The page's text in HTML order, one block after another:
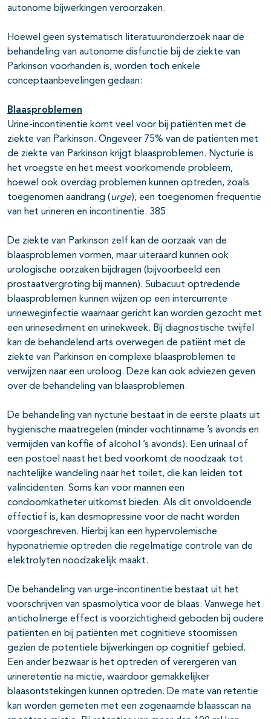
open- en dichtklappen
open- en dichtklappen
open- en dichtklappen
open- en dichtklappen
autonome bijwerkingen veroorzaken.
Hoewel geen systematisch literatuuronderzoek naar de
behandeling van autonome disfunctie bij de ziekte van
Parkinson voorhanden is, worden toch enkele
conceptaanbevelingen gedaan:
Blaasproblemen
Urine-incontinentie komt veel voor bij patiënten met de
ziekte van Parkinson. Ongeveer 75% van de patiënten met
de ziekte van Parkinson krijgt blaasproblemen. Nycturie is
het vroegste en het meest voorkomende probleem,
hoewel ook overdag problemen kunnen optreden, zoals
toegenomen aandrang (urge), een toegenomen frequentie
van het urineren en incontinentie. 385
De ziekte van Parkinson zelf kan de oorzaak van de
blaasproblemen vormen, maar uiteraard kunnen ook
urologische oorzaken bijdragen (bijvoorbeeld een
prostaatvergroting bij mannen). Subacuut optredende
blaasproblemen kunnen wijzen op een intercurrente
urineweginfectie waarnaar gericht kan worden gezocht met
een urinesediment en urinekweek. Bij diagnostische twijfel
kan de behandelend arts overwegen de patiënt met de
ziekte van Parkinson en complexe blaasproblemen te
verwijzen naar een uroloog. Deze kan ook adviezen geven
over de behandeling van blaasproblemen.
De behandeling van nycturie bestaat in de eerste plaats uit
hygienische maatregelen (minder vochtinname ’s avonds en
vermijden van koffie of alcohol ’s avonds). Een urinaal of
een postoel naast het bed voorkomt de noodzaak tot
nachtelijke wandeling naar het toilet, die kan leiden tot
valincidenten. Soms kan voor mannen een
condoomkatheter uitkomst bieden. Als dit onvoldoende
effectief is, kan desmopressine voor de nacht worden
voorgeschreven. Hierbij kan een hypervolemische
hyponatriemie optreden die regelmatige controle van de
elektrolyten noodzakelijk maakt.
De behandeling van urge-incontinentie bestaat uit het
voorschrijven van spasmolytica voor de blaas. Vanwege het
anticholinerge effect is voorzichtigheid geboden bij oudere
patiënten en bij patiënten met cognitieve stoornissen
gezien de potentiele bijwerkingen op cognitief gebied.
Een ander bezwaar is het optreden of verergeren van
urineretentie na mictie, waardoor gemakkelijker
blaasontstekingen kunnen optreden. De mate van retentie
kan worden gemeten met een zogenaamde blaasscan na